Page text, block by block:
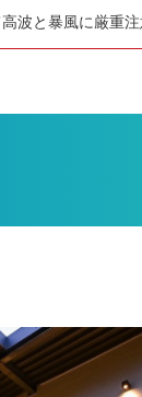
波と暴風に厳重